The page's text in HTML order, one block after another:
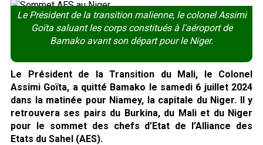
Le Président de la transition malienne, le colonel Assimi
Goïta saluant les corps constitués à l'aéroport de
Bamako avant son départ pour le Niger.
Le Président de la Transition du Mali, le Colonel
Assimi Goïta, a quitté Bamako le samedi 6 juillet 2024
dans la matinée pour Niamey, la capitale du Niger. Il y
retrouvera ses pairs du Burkina, du Mali et du Niger
pour le sommet des chefs d’Etat de l’Alliance des
Etats du Sahel (AES).